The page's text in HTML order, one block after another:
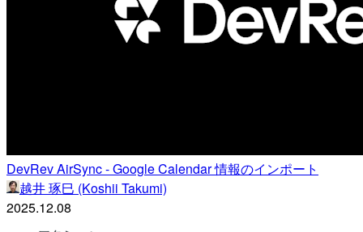
DevRev AirSync - Google Calendar 情報のインポート
越井 琢巳 (Koshii Takumi)
2025.12.08